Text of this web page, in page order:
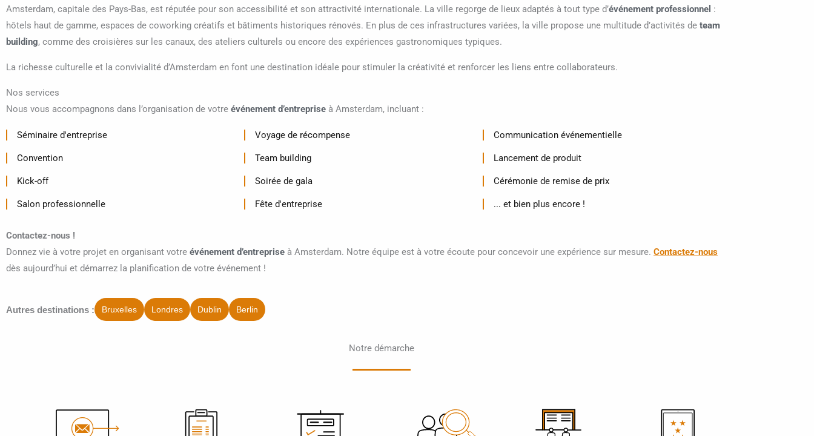
Amsterdam, capitale des Pays-Bas, est réputée pour son accessibilité et son attractivité internationale. La ville regorge de lieux adaptés à tout type d’événement professionnel :
hôtels haut de gamme, espaces de coworking créatifs et bâtiments historiques rénovés. En plus de ces infrastructures variées, la ville propose une multitude d’activités de team
building, comme des croisières sur les canaux, des ateliers culturels ou encore des expériences gastronomiques typiques.
La richesse culturelle et la convivialité d’Amsterdam en font une destination idéale pour stimuler la créativité et renforcer les liens entre collaborateurs.
Nos services
Nous vous accompagnons dans l’organisation de votre événement d’entreprise à Amsterdam, incluant :
Séminaire d'entreprise Voyage de récompense Communication événementielle
Convention Team building Lancement de produit
Kick-off Soirée de gala Cérémonie de remise de prix
Salon professionnelle Fête d'entreprise ... et bien plus encore !
Contactez-nous !
Donnez vie à votre projet en organisant votre événement d’entreprise à Amsterdam. Notre équipe est à votre écoute pour concevoir une expérience sur mesure. Contactez-nous
dès aujourd’hui et démarrez la planification de votre événement !
Autres destinations : Bruxelles Londres Dublin Berlin
Notre démarche